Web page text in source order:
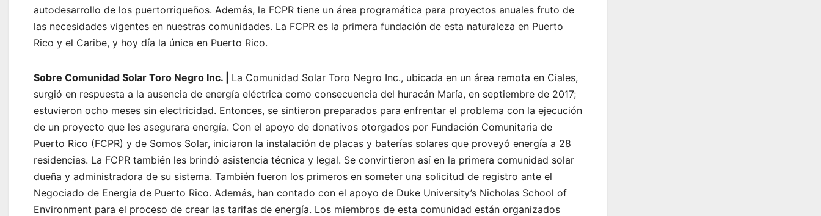
autodesarrollo de los puertorriqueños. Además, la FCPR tiene un área programática para proyectos anuales fruto de
las necesidades vigentes en nuestras comunidades. La FCPR es la primera fundación de esta naturaleza en Puerto
Rico y el Caribe, y hoy día la única en Puerto Rico.
Sobre Comunidad Solar Toro Negro Inc. | La Comunidad Solar Toro Negro Inc., ubicada en un área remota en Ciales,
surgió en respuesta a la ausencia de energía eléctrica como consecuencia del huracán María, en septiembre de 2017;
estuvieron ocho meses sin electricidad. Entonces, se sintieron preparados para enfrentar el problema con la ejecución
de un proyecto que les asegurara energía. Con el apoyo de donativos otorgados por Fundación Comunitaria de
Puerto Rico (FCPR) y de Somos Solar, iniciaron la instalación de placas y baterías solares que proveyó energía a 28
residencias. La FCPR también les brindó asistencia técnica y legal. Se convirtieron así en la primera comunidad solar
dueña y administradora de su sistema. También fueron los primeros en someter una solicitud de registro ante el
Negociado de Energía de Puerto Rico. Además, han contado con el apoyo de Duke University’s Nicholas School of
Environment para el proceso de crear las tarifas de energía. Los miembros de esta comunidad están organizados